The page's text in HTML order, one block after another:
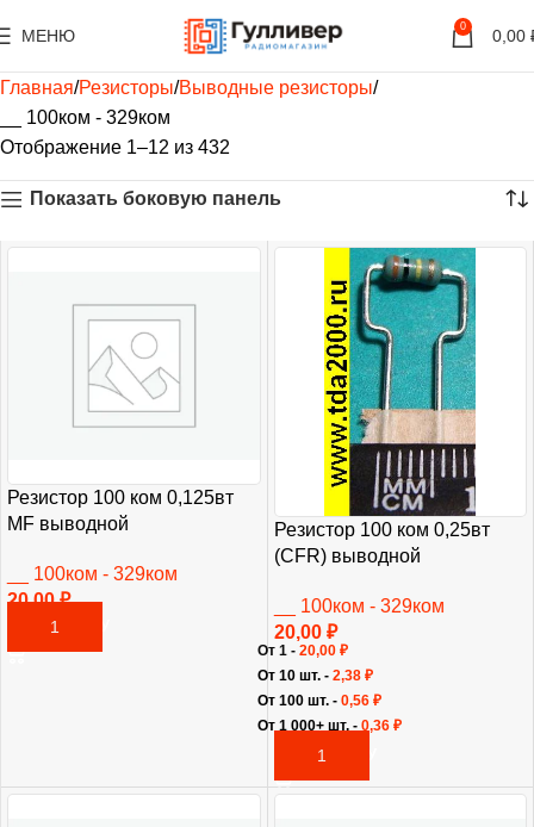
МЕНЮ 0 0,00
Главная Резисторы Выводные резисторы
__ 100ком - 329ком
Отображение 1–12 из 432
Показать боковую панель
Резистор 100 ком 0,125вт
MF выводной
__ 100ком - 329ком
20,00₽
В КОРЗИНУ
Резистор 100 ком 0,25вт
(CFR) выводной
__ 100ком - 329ком
20,00 ₽
В КОРЗИНУ
От 1 - 20,00 ₽
От 10 шт. - 2,38 ₽
От 100 шт. - 0,56 ₽
От 1 000+ шт. - 0,36 ₽